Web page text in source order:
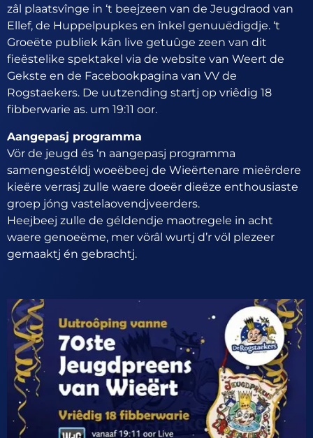
zâl plaatsvînge in ‘t beejzeen van de Jeugdraod van
Ellef, de Huppelpupkes en înkel genuuëdigdje. ‘t
Groeëte publiek kân live getuûge zeen van dit
fieëstelike spektakel via de website van Weert de
Gekste en de Facebookpagina van VV de
Rogstaekers. De uutzending startj op vriêdig 18
fibberwarie as. um 19:11 oor.
Aangepasj programma
Vör de jeugd és ‘n aangepasj programma
samengestéldj woeëbeej de Wieërtenare mieërdere
kieëre verrasj zulle waere doeër dieëze enthousiaste
groep jóng vastelaovendjveerders.
Heejbeej zulle de géldendje maotregele in acht
waere genoeëme, mer vörâl wurtj d’r völ plezeer
gemaaktj én gebrachtj.